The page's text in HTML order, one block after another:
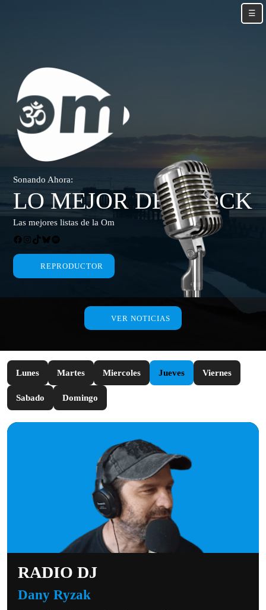
Sonando Ahora:
LO MEJOR DEL ROCK
Las mejores listas de la Om
Facebook Instagram TikTok Bluesky Spotify
REPRODUCTOR
VER NOTICIAS
Lunes Martes Miercoles Jueves Viernes
Sabado Domingo
RADIO DJ
Dany Ryzak
☰